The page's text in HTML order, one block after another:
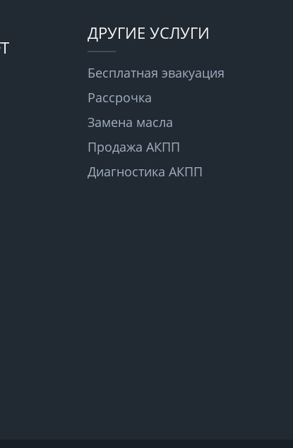
ДРУГИЕ УСЛУГИ
Бесплатная эвакуация
Рассрочка
Замена масла
Продажа АКПП
Диагностика АКПП